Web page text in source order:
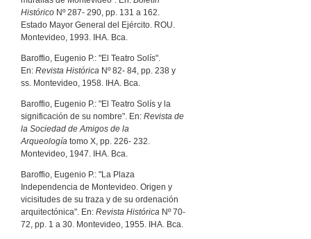
Histórico Nº 287- 290, pp. 131 a 162.
Estado Mayor General del Ejército. ROU.
Montevideo, 1993. IHA. Bca.
Baroffio, Eugenio P.: "El Teatro Solís".
En: Revista Histórica Nº 82- 84, pp. 238 y
ss. Montevideo, 1958. IHA. Bca.
Baroffio, Eugenio P.: "El Teatro Solís y la
significación de su nombre". En: Revista de
la Sociedad de Amigos de la
Arqueología tomo X, pp. 226- 232.
Montevideo, 1947. IHA. Bca.
Baroffio, Eugenio P.: "La Plaza
Independencia de Montevideo. Origen y
vicisitudes de su traza y de su ordenación
arquitectónica". En: Revista Histórica Nº 70-
72, pp. 1 a 30. Montevideo, 1955. IHA. Bca.